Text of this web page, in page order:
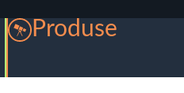
Produse